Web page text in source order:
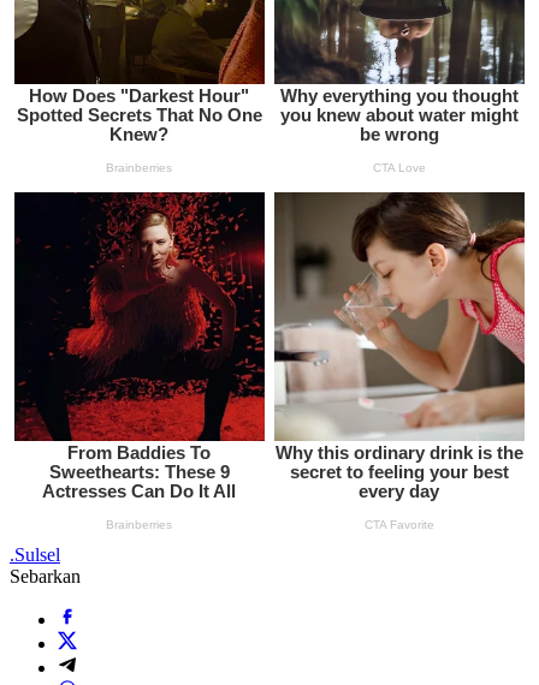
.Sulsel
Sebarkan